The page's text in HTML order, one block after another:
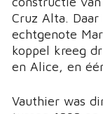
Cruz Alta.
echtgenote
koppel kreeg
en Alice, en
Vauthier was